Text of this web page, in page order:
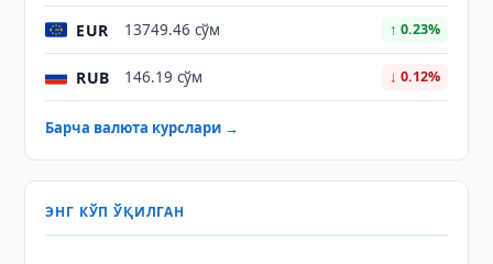
EUR 13749.46 сўм ↑ 0.23%
RUB 146.19 сўм ↓ 0.12%
Барча валюта курслари →
ЭНГ КЎП ЎҚИЛГАН